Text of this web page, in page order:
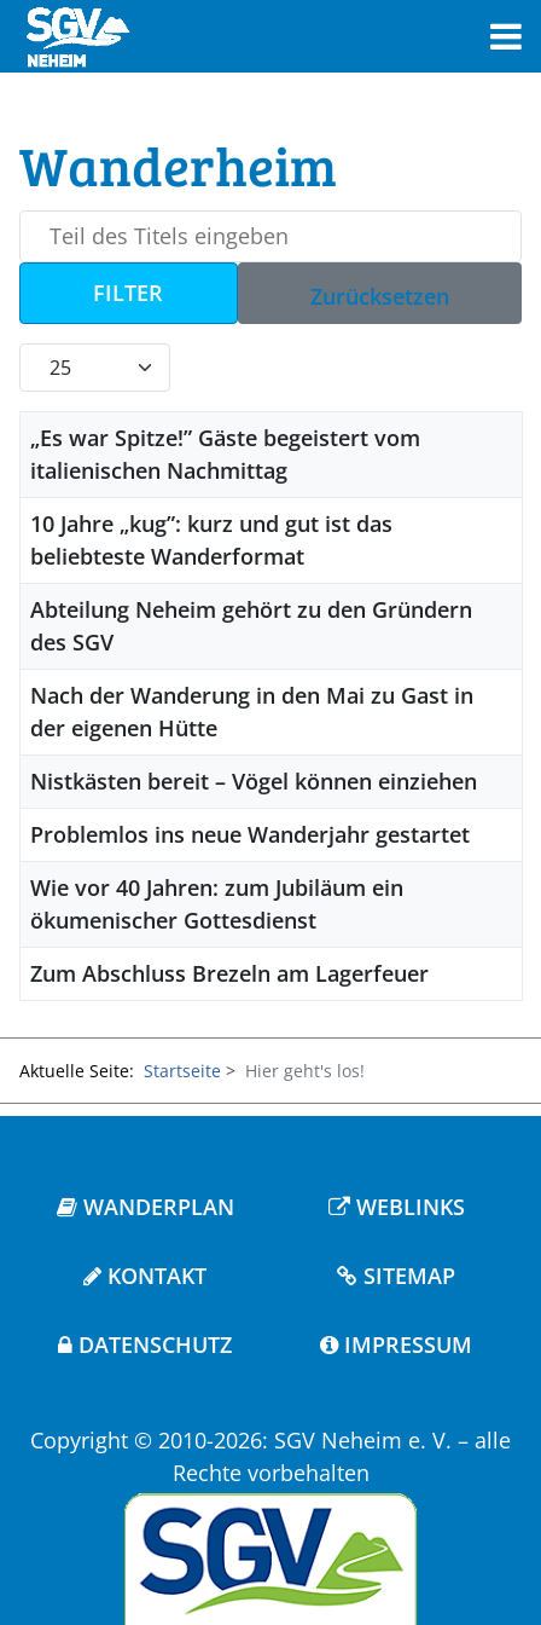
Wanderheim
Teil des Titels eingeben
FILTER Zurücksetzen
Anzeige #
Titel
„Es war Spitze!” Gäste begeistert vom
italienischen Nachmittag
10 Jahre „kug”: kurz und gut ist das
beliebteste Wanderformat
Abteilung Neheim gehört zu den Gründern
des SGV
Nach der Wanderung in den Mai zu Gast in
der eigenen Hütte
Nistkästen bereit – Vögel können einziehen
Problemlos ins neue Wanderjahr gestartet
Wie vor 40 Jahren: zum Jubiläum ein
ökumenischer Gottesdienst
Zum Abschluss Brezeln am Lagerfeuer
Aktuelle Seite: Startseite Hier geht's los!
WANDERPLAN WEBLINKS
KONTAKT SITEMAP
DATENSCHUTZ IMPRESSUM
Copyright © 2010-2026: SGV Neheim e. V. – alle
Rechte vorbehalten